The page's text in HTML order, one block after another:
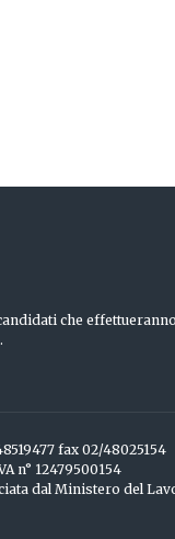
che
fax 02/48025154
n° 12479500154
dal Ministero del